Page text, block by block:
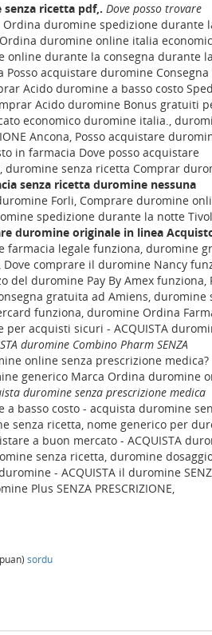
ricetta pdf,. Dove posso trovare
duromine spedizione durante
duromine online italia
durante la consegna durante
acquistare duromine Consegna
Acido duromine a basso costo
Acido duromine Bonus gratuiti
economico duromine italia.,
Ancona, Posso acquistare
in farmacia Dove posso acquistare
duromine senza ricetta Comprar
senza ricetta duromine nessuna
Forli, Comprare duromine
spedizione durante la notte
duromine originale in linea
farmacia legale funziona, duromine
comprare il duromine Nancy
del duromine Pay By Amex funziona,
gratuita ad Amiens, duromine
funziona, duromine Ordina
acquisti sicuri - ACQUISTA
duromine Combino Pharm SENZA
online senza prescrizione medica?
generico Marca Ordina duromine
duromine senza prescrizione medica
a basso costo - acquista duromine
senza ricetta, nome generico per
a buon mercato - ACQUISTA
senza ricetta, duromine
- ACQUISTA il duromine
Plus SENZA PRESCRIZIONE,
puan) sordu